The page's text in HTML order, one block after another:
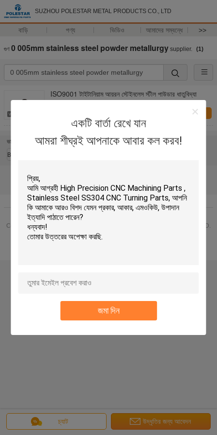
SUZHOU POLESTAR METAL PRODUCTS CO., LTD
বাড়ি পণ্য ভিডিও আমাদের সম্বন্ধে >>
একটি বার্তা রেখে যান
আমরা শীঘ্রই আপনাকে আবার কল করব!
জমা দিন
গুণ 0 005mm stainless steel powder metallurgy supplier. (1)
ISO9001 টাইটানিয়াম আয়রন স্টেইনলেস স্টীল পাউডার ধাতুবিদ্যা
এখন অনুসন্ধান করুন
চ্যাট উদ্ধৃতির জন্য আবেদন
ভাষা পরিবর্তন করুন
Bengali
বাড়ি|আমাদের সম্বন্ধে|আমাদের সাথে যোগাযোগ | সাইট ম্যাপ| Privacy Policy
ডেস্কটপ দেখুন
Copyright © 2015 - 2025 SUZHOU POLESTAR METAL PRODUCTS CO., LTD.
All rights reserved.